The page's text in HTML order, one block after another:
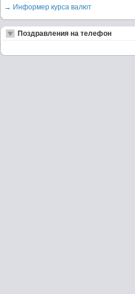
→ Информер курса валют
Поздравления на телефон